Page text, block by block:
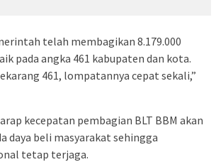
telah membagikan 8.179.000
pada angka 461 kabupaten dan kota.
461, lompatannya cepat sekali,”
kecepatan pembagian BLT BBM akan
daya beli masyarakat sehingga
tetap terjaga.